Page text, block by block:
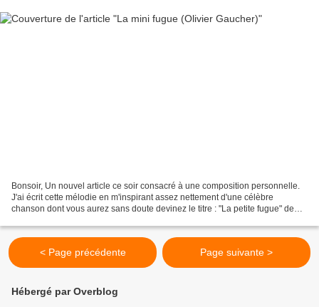
Bonsoir, Un nouvel article ce soir consacré à une composition personnelle.
J'ai écrit cette mélodie en m'inspirant assez nettement d'une célèbre
chanson dont vous aurez sans doute devinez le titre : "La petite fugue" de
< Page précédente Page suivante >
Hébergé par Overblog